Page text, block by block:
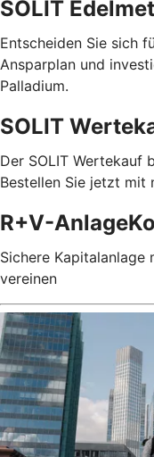
SOLIT
Entscheiden Sie sich
Ansparplan und
Palladium.
SOLIT
Der SOLIT Wertekauf
Bestellen Sie jetzt mit
R+V-
Sichere Kapitalanlage
vereinen